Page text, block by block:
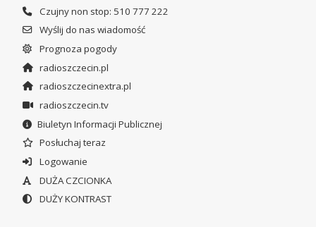
Czujny non stop: 510 777 222
Wyślij do nas wiadomość
Prognoza pogody
radioszczecin.pl
radioszczecinextra.pl
radioszczecin.tv
Biuletyn Informacji Publicznej
Posłuchaj teraz
Logowanie
DUŻA CZCIONKA
DUŻY KONTRAST